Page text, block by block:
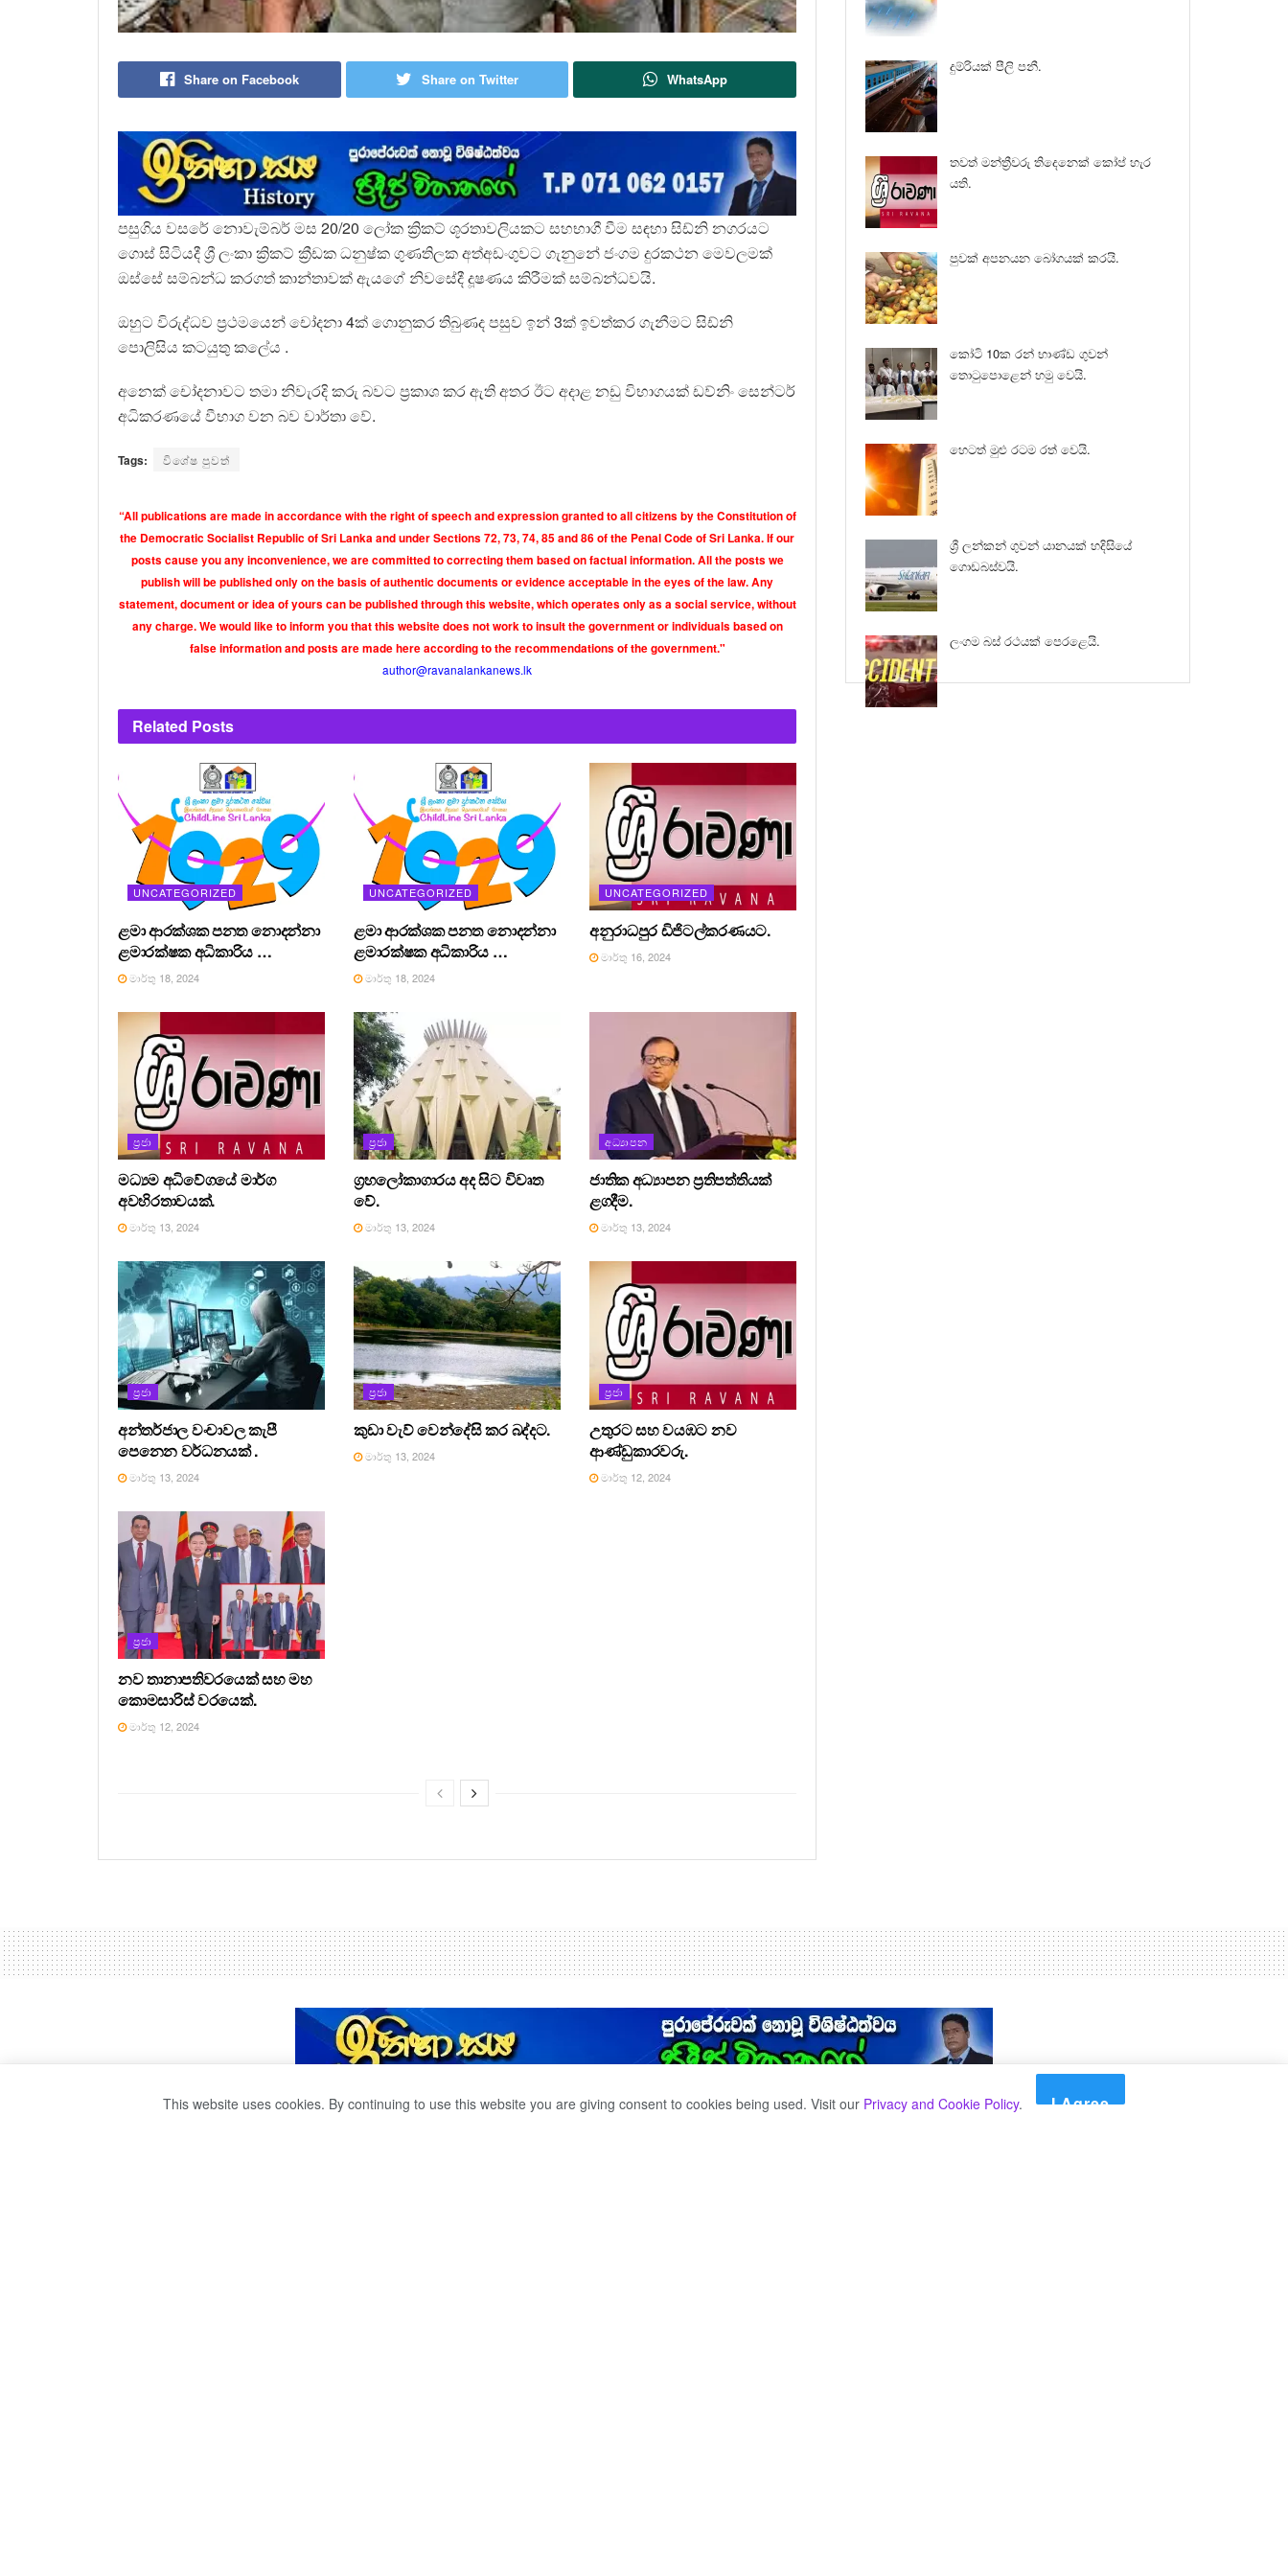
Share on Facebook Share on Twitter WhatsApp
පසුගිය වසරේ නොවැම්බර් මස 20/20 ලෝක ක්‍රිකට් ශූරතාවලියකට සහභාගී වීම සඳහා සිඩ්නි නගරයට
ගොස් සිටියදී ශ්‍රී ලංකා ක්‍රිකට් ක්‍රීඩක ධනුෂ්ක ගුණතිලක අත්අඩංගුවට ගැනුනේ ජංගම දුරකථන මෙවලමක්
ඔස්සේ සම්බන්ධ කරගත් කාන්තාවක් ඇයගේ නිවසේදී දූෂණය කිරීමක් සම්බන්ධවයි.
ඔහුට විරුද්ධව ප්‍රථමයෙන් චෝදනා 4ක් ගොනුකර තිබුණද පසුව ඉන් 3ක් ඉවත්කර ගැනීමට සිඩ්නි
පොලිසිය කටයුතු කලේය .
අනෙක් චෝදනාවට තමා නිවැරදි කරු බවට ප්‍රකාශ කර ඇති අතර ඊට අදාළ නඩු විභාගයක් ඩව්‍නිං සෙන්ටර්
අධිකරණයේ වීභාග වන බව වාර්තා වේ.
Tags: විශේෂ පුවත්
“All publications are made in accordance with the right of speech and expression granted to all citizens by the Constitution of
the Democratic Socialist Republic of Sri Lanka and under Sections 72, 73, 74, 85 and 86 of the Penal Code of Sri Lanka. If our
posts cause you any inconvenience, we are committed to correcting them based on factual information. All the posts we
publish will be published only on the basis of authentic documents or evidence acceptable in the eyes of the law. Any
statement, document or idea of yours can be published through this website, which operates only as a social service, without
any charge. We would like to inform you that this website does not work to insult the government or individuals based on
false information and posts are made here according to the recommendations of the government."
author@ravanalankanews.lk
Related Posts
UNCATEGORIZED
ළමා ආරක්ශක පනත නොදන්නා
ළමාරක්ෂක අධිකාරිය …
මාර්තු 18, 2024
UNCATEGORIZED
ළමා ආරක්ශක පනත නොදන්නා
ළමාරක්ෂක අධිකාරිය …
මාර්තු 18, 2024
UNCATEGORIZED
අනුරාධපුර ඩිජිටල්කරණයට.
මාර්තු 16, 2024
ප්‍රජා
මධ්‍යම අධිවේගයේ මාර්ග
අවහිරතාවයක්.
මාර්තු 13, 2024
ප්‍රජා
ග්‍රහලෝකාගාරය අද සිට විවෘත
වේ.
මාර්තු 13, 2024
අධ්‍යාපන
ජාතික අධ්‍යාපන ප්‍රතිපත්තියක්
ළගදීම.
මාර්තු 13, 2024
ප්‍රජා
අන්තර්ජාල වංචාවල කැපී
පෙනෙන වර්ධනයක් .
මාර්තු 13, 2024
ප්‍රජා
කුඩා වැව් වෙන්දේසි කර බද්දට.
මාර්තු 13, 2024
ප්‍රජා
උතුරට සහ වයඹට නව
ආණ්ඩුකාරවරු.
මාර්තු 12, 2024
ප්‍රජා
නව තානාපතිවරයෙක් සහ මහ
කොමසාරිස් වරයෙක්.
මාර්තු 12, 2024
දුම්රියක් පීලි පනී.
තවත් මන්ත්‍රීවරු තිදෙනෙක් කෝප් හැර
යති.
පුවක් අපනයන බෝගයක් කරයි.
කෝටි 10ක රන් භාණ්ඩ ගුවන්
තොටුපොළෙන් හමු වෙයි.
හෙටත් මුළු රටම රත් වෙයි.
ශ්‍රී ලන්කන් ගුවන් යානයක් හදිසියේ
ගොඩබස්වයි.
ලංගම බස් රථයක් පෙරළෙයි.
This website uses cookies. By continuing to use this website you are giving consent to cookies being used. Visit our Privacy and Cookie Policy. I Agree